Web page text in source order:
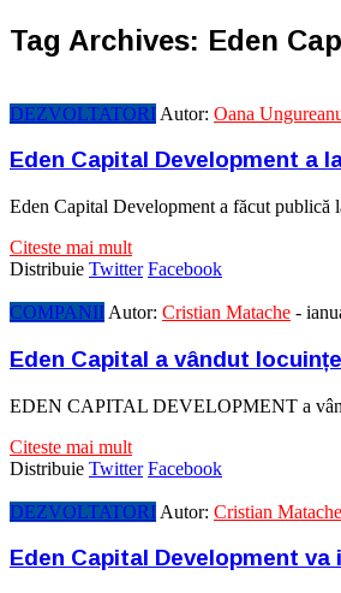
Tag Archives: Eden
DEZVOLTATORI Autor: Oana
Eden Capital Development a
Eden Capital Development a făcut publică
Citeste mai mult
Distribuie Twitter Facebook
COMPANII Autor: Cristian Matache -
Eden Capital a vândut
EDEN CAPITAL DEVELOPMENT a
Citeste mai mult
Distribuie Twitter Facebook
DEZVOLTATORI Autor: Cristian Matache
Eden Capital Development